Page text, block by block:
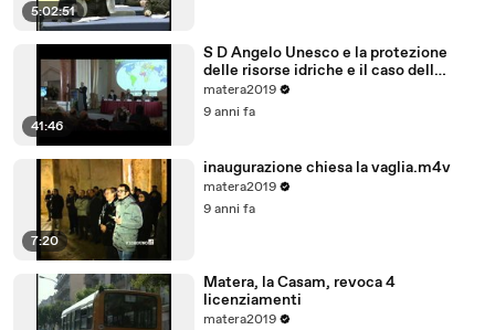
5:02:51
41:46
S D Angelo Unesco e la protezione
delle risorse idriche e il caso dell
acquifero Toledo in Brasile
matera2019
9 anni fa
7:20
inaugurazione chiesa la vaglia.m4v
matera2019
9 anni fa
Matera, la Casam, revoca 4
licenziamenti
matera2019